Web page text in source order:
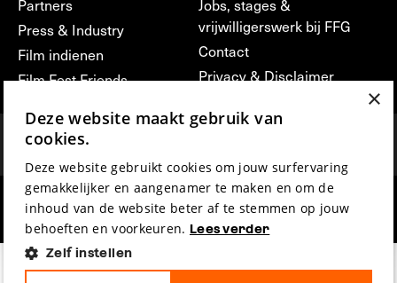
Partners
Press & Industry
Film indienen
Film Fest Friends
Jobs, stages &
vrijwilligerswerk bij FFG
Contact
Privacy & Disclaimer
hosted by made by
×
Deze website maakt gebruik van
cookies.
Deze website gebruikt cookies om jouw surfervaring
gemakkelijker en aangenamer te maken en om de
inhoud van de website beter af te stemmen op jouw
behoeften en voorkeuren. Lees verder
Zelf instellen